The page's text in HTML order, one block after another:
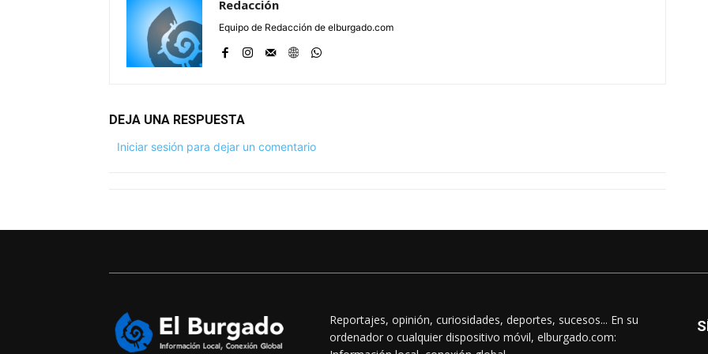
Redacción
Equipo de Redacción de elburgado.com
DEJA UNA RESPUESTA
Iniciar sesión para dejar un comentario
Reportajes, opinión, curiosidades, deportes, sucesos... En su
ordenador o cualquier dispositivo móvil, elburgado.com: